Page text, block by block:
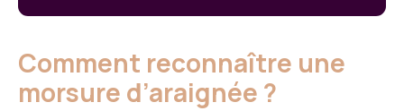
Comment reconnaître une
morsure d’araignée ?